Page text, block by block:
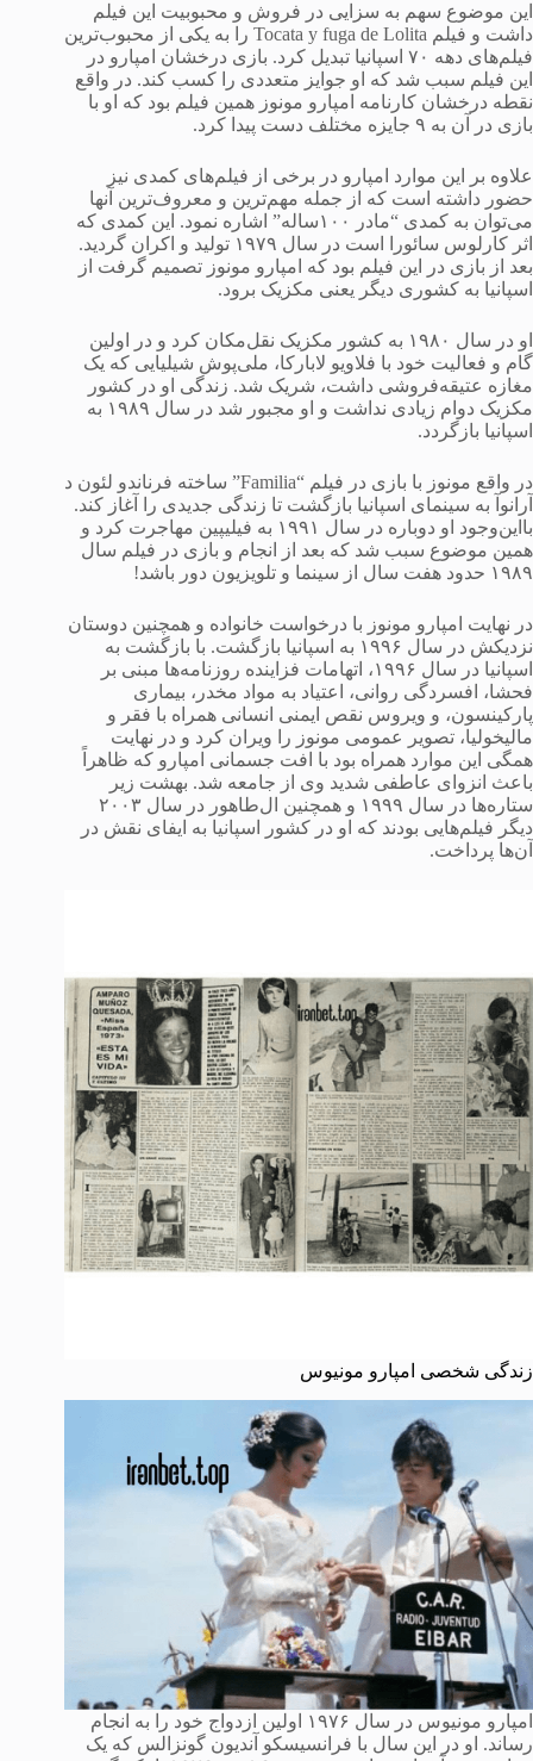
این موضوع سهم به سزایی در فروش و محبوبیت این فیلم
داشت و فیلم Tocata y fuga de Lolita را به یکی از محبوب‌ترین
فیلم‌های دهه ۷۰ اسپانیا تبدیل کرد. بازی درخشان امپارو در
این فیلم سبب شد که او جوایز متعددی را کسب کند. در واقع
نقطه درخشان کارنامه امپارو مونوز همین فیلم بود که او با
بازی در آن به ۹ جایزه مختلف دست پیدا کرد.
علاوه بر این موارد امپارو در برخی از فیلم‌های کمدی نیز
حضور داشته است که از جمله مهم‌ترین و معروف‌ترین آنها
می‌توان به کمدی “مادر ۱۰۰ساله” اشاره نمود. این کمدی که
اثر کارلوس سائورا است در سال ۱۹۷۹ تولید و اکران گردید.
بعد از بازی در این فیلم بود که امپارو مونوز تصمیم گرفت از
اسپانیا به کشوری دیگر یعنی مکزیک برود.
او در سال ۱۹۸۰ به کشور مکزیک نقل‌مکان کرد و در اولین
گام و فعالیت خود با فلاویو لابارکا، ملی‌پوش شیلیایی که یک
مغازه عتیقه‌فروشی داشت، شریک شد. زندگی او در کشور
مکزیک دوام زیادی نداشت و او مجبور شد در سال ۱۹۸۹ به
اسپانیا بازگردد.
در واقع مونوز با بازی در فیلم “Familia” ساخته فرناندو لئون د
آرانوآ به سینمای اسپانیا بازگشت تا زندگی جدیدی را آغاز کند.
بااین‌وجود او دوباره در سال ۱۹۹۱ به فیلیپین مهاجرت کرد و
همین موضوع سبب شد که بعد از انجام و بازی در فیلم سال
۱۹۸۹ حدود هفت سال از سینما و تلویزیون دور باشد!
در نهایت امپارو مونوز با درخواست خانواده و همچنین دوستان
نزدیکش در سال ۱۹۹۶ به اسپانیا بازگشت. با بازگشت به
اسپانیا در سال ۱۹۹۶، اتهامات فزاینده روزنامه‌ها مبنی بر
فحشا، افسردگی روانی، اعتیاد به مواد مخدر، بیماری
پارکینسون، و ویروس نقص ایمنی انسانی همراه با فقر و
مالیخولیا، تصویر عمومی مونوز را ویران کرد و در نهایت
همگی این موارد همراه بود با افت جسمانی امپارو که ظاهراً
باعث انزوای عاطفی شدید وی از جامعه شد. بهشت زیر
ستاره‌ها در سال ۱۹۹۹ و همچنین ال‌طاهور در سال ۲۰۰۳
دیگر فیلم‌هایی بودند که او در کشور اسپانیا به ایفای نقش در
آن‌ها پرداخت.
زندگی شخصی امپارو مونیوس
امپارو مونیوس در سال ۱۹۷۶ اولین ازدواج خود را به انجام
رساند. او در این سال با فرانسیسکو آندیون گونزالس که یک